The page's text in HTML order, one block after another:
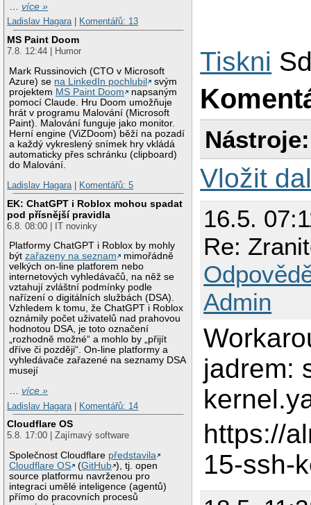
…více »
Ladislav Hagara| Komentářů: 13
MS Paint Doom
7.8. 12:44 | Humor
Mark Russinovich (CTO v Microsoft
Azure) se na LinkedIn pochlubil
svým
projektem MS Paint Doom
napsaným
pomocí Claude. Hru Doom umožňuje
hrát v programu Malování (Microsoft
Paint). Malování funguje jako monitor.
Herní engine (ViZDoom) běží na pozadí
a každý vykreslený snímek hry vkládá
automaticky přes schránku (clipboard)
do Malování.
Ladislav Hagara| Komentářů: 5
EK: ChatGPT i Roblox mohou spadat
pod přísnější pravidla
6.8. 08:00 | IT novinky
Platformy ChatGPT i Roblox by mohly
býtzařazeny na seznam
mimořádně
velkých on-line platforem nebo
internetových vyhledávačů, na něž se
vztahují zvláštní podmínky podle
nařízení o digitálních službách (DSA).
Vzhledem k tomu, že ChatGPT i Roblox
oznámily počet uživatelů nad prahovou
hodnotou DSA, je toto označení
„rozhodně možné“ a mohlo by „přijít
dříve či později“. On-line platformy a
vyhledávače zařazené na seznamy DSA
musejí
…více »
Ladislav Hagara | Komentářů: 14
Cloudflare OS
5.8. 17:00 | Zajímavý software
Společnost Cloudflare představila
Cloudflare OS
(GitHub ), tj. open
source platformu navrženou pro
integraci umělé inteligence (agentů)
přímo do pracovních procesů
Tiskni
Nástroje:
Vložit
16.5.
Re:
Admin
jadrem:
https://
15-ssh-